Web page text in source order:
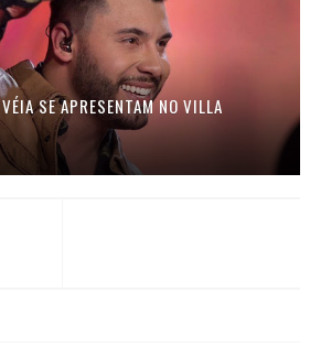
SE APRESENTAM NO VILLA